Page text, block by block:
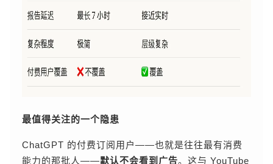
最值得关注的一个隐患
ChatGPT 的付费订阅用户——也就是往往最有消费
能力的那批人——默认不会看到广告。这与 YouTube